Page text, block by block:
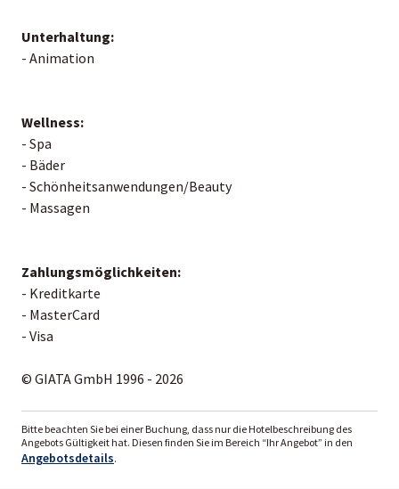
Unterhaltung:
- Animation
Wellness:
- Spa
- Bäder
- Schönheitsanwendungen/Beauty
- Massagen
Zahlungsmöglichkeiten:
- Kreditkarte
- MasterCard
- Visa
© GIATA GmbH 1996 - 2026
Bitte beachten Sie bei einer Buchung, dass nur die Hotelbeschreibung des
Angebots Gültigkeit hat. Diesen finden Sie im Bereich “Ihr Angebot” in den
Angebotsdetails.